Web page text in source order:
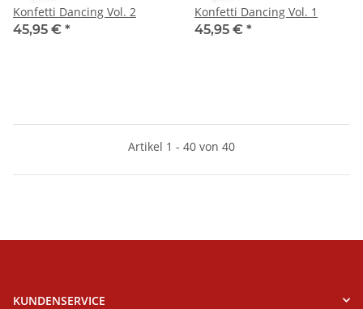
Konfetti Dancing Vol. 2
45,95 € *
Konfetti Dancing Vol. 1
45,95 € *
Artikel 1 - 40 von 40
KUNDENSERVICE